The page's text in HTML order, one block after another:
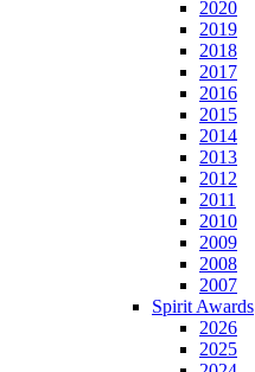
2020
2019
2018
2017
2016
2015
2014
2013
2012
2011
2010
2009
2008
2007
Spirit Awards
2026
2025